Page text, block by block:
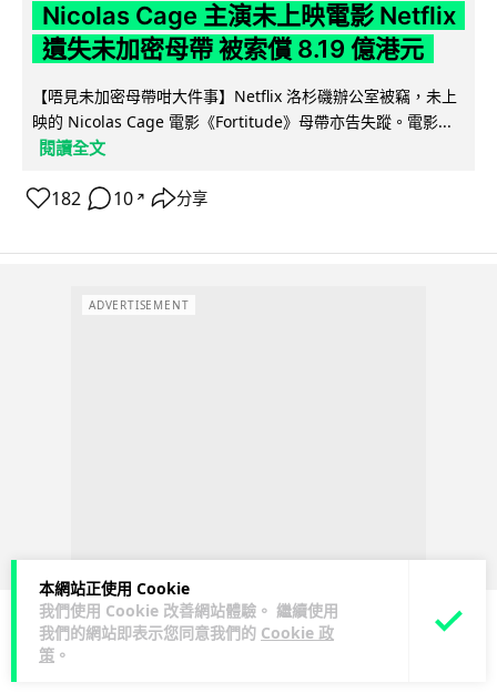
本網站正使用 Cookie
我們使用 Cookie 改善網站體驗。 繼續使用
我們的網站即表示您同意我們的 Cookie 政
策 。
Nicolas Cage 主演未上映電影 Netflix
遺失未加密母帶 被索償 8.19 億港元
【唔見未加密母帶咁大件事】Netflix 洛杉磯辦公室被竊，未上
映的 Nicolas Cage 電影《Fortitude》母帶亦告失蹤。電影...
閱讀全文
182 10 ↗ 分享
ADVERTISEMENT
人工智能